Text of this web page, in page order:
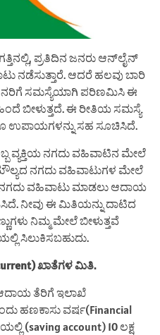
ಪ್ರತಿದಿನ ಜನರು ಆನ್‌ಲೈನ್
ನಡೆಸುತ್ತಾರೆ. ಆದರೆ ಹಲವು ಬಾರಿ
ಸಮಸ್ಯೆಯಾಗಿ ಪರಿಣಮಿಸಿ ಈ
ಬೀಳುತ್ತದೆ. ಈ ರೀತಿಯ ಸಮಸ್ಯೆ
ಉಪಾಯಗಳನ್ನು ಸಹ ಸೂಚಿಸಿದೆ.
ವ್ಯಕ್ತಿಯ ನಗದು ವಹಿವಾಟಿನ ಮೇಲೆ
ಮೌಲ್ಯದ ನಗದು ವಹಿವಾಟುಗಳ ಮೇಲೆ
ವಹಿವಾಟು ಮಾಡಲು ಆದಾಯ
ನೀವು ಈ ಮಿತಿಯನ್ನು ದಾಟಿದ
ನಿಮ್ಮ ಮೇಲೆ ಬೀಳುತ್ತವೆ
ಸಿಲುಕಿಸಬಹುದು.
ಖಾತೆಗಳ ಮಿತಿ.
ತೆರಿಗೆ ಇಲಾಖೆ
ಹಣಕಾಸು ವರ್ಷ(Financial
(saving account) 10 ಲಕ್ಷ